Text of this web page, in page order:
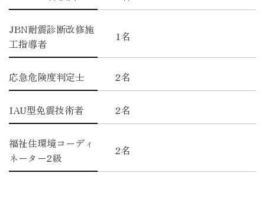
JBN耐震診断改修施
工指導者
1名
応急危険度判定士 2名
IAU型免震技術者 2名
福祉住環境コーディ
ネーター2級
2名